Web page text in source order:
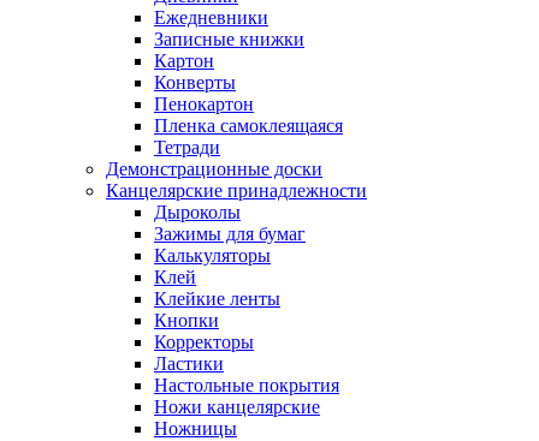
Ежедневники
Записные книжки
Картон
Конверты
Пенокартон
Пленка самоклеящаяся
Тетради
Демонстрационные доски
Канцелярские принадлежности
Дыроколы
Зажимы для бумаг
Калькуляторы
Клей
Клейкие ленты
Кнопки
Корректоры
Ластики
Настольные покрытия
Ножи канцелярские
Ножницы